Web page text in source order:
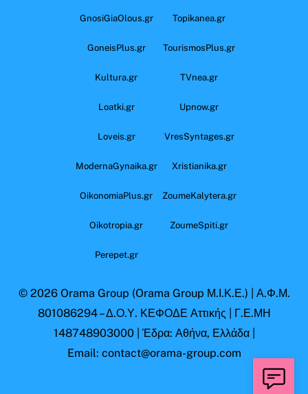
GnosiGiaOlous.gr Topikanea.gr
GoneisPlus.gr TourismosPlus.gr
Kultura.gr TVnea.gr
Loatki.gr Upnow.gr
Loveis.gr VresSyntages.gr
ModernaGynaika.gr Xristianika.gr
OikonomiaPlus.gr ZoumeKalytera.gr
Oikotropia.gr ZoumeSpiti.gr
Perepet.gr
© 2026 Orama Group (Orama Group Μ.Ι.Κ.Ε.) | Α.Φ.Μ.
801086294 – Δ.Ο.Υ. ΚΕΦΟΔΕ Αττικής | Γ.Ε.ΜΗ
148748903000 | Έδρα: Αθήνα, Ελλάδα |
Email: contact@orama-group.com